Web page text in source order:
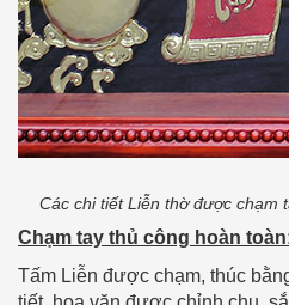
Các chi tiết Liễn thờ được chạm
Chạm tay thủ công hoàn
Tấm Liễn được chạm, thúc